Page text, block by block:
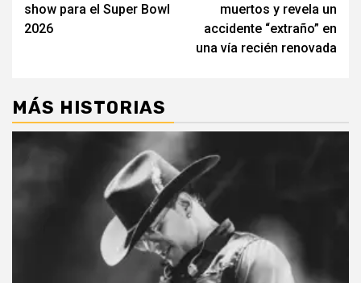
show para el Super Bowl
2026
muertos y revela un
accidente “extraño” en
una vía recién renovada
MÁS HISTORIAS